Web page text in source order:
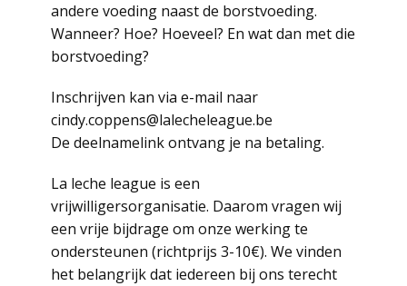
andere voeding naast de borstvoeding.
Wanneer? Hoe? Hoeveel? En wat dan met die
borstvoeding?
Inschrijven kan via e-mail naar
cindy.coppens@lalecheleague.be
De deelnamelink ontvang je na betaling.
La leche league is een
vrijwilligersorganisatie. Daarom vragen wij
een vrije bijdrage om onze werking te
ondersteunen (richtprijs 3-10€). We vinden
het belangrijk dat iedereen bij ons terecht